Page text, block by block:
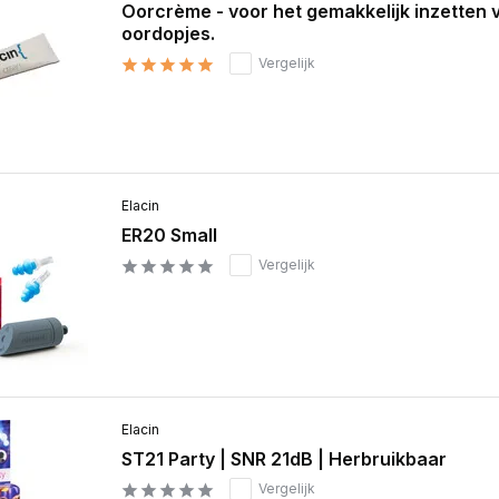
Oorcrème - voor het gemakkelijk inzetten
oordopjes.
Vergelijk
Elacin
ER20 Small
Vergelijk
Elacin
ST21 Party | SNR 21dB | Herbruikbaar
Vergelijk